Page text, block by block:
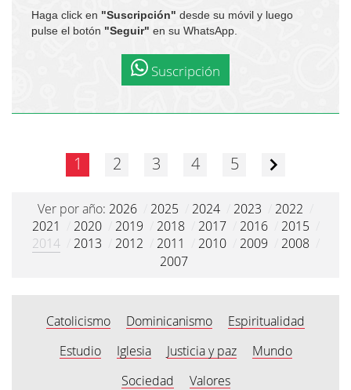
Haga click en "Suscripción" desde su móvil y luego
pulse el botón "Seguir" en su WhatsApp.
Suscripción
1 2 3 4 5
Ver por año: 2026 2025 2024 2023 2022
2021
2020 2019 2018 2017 2016 2015
2014
2013 2012 2011 2010 2009 2008
2007
Catolicismo Dominicanismo
Espiritualidad
Estudio
Iglesia Justicia y paz
Mundo
Sociedad
Valores